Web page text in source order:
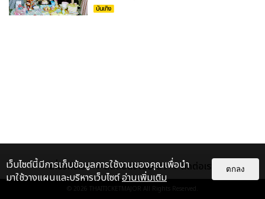
บันเทิง
เกี่ยวกับเรา ติดต่อลงโฆษณา ติดต่อเรา
© 2026 THAITICKETMAJOR All Rights Reserved.
เว็บไซต์นี้มีการเก็บข้อมูลการใช้งานของคุณเพื่อนำ
มาใช้วางแผนและบริหารเว็บไซต์อ่านเพิ่มเติม
ตกลง